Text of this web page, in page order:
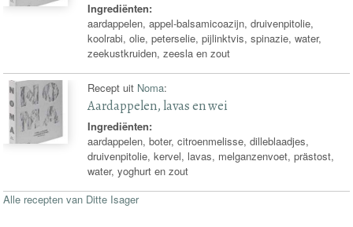
Ingrediënten:
aardappelen, appel-balsamicoazijn, druivenpitolie,
koolrabi, olie, peterselie, pijlinktvis, spinazie, water,
zeekustkruiden, zeesla en zout
Recept uit Noma:
Aardappelen, lavas en wei
Ingrediënten:
aardappelen, boter, citroenmelisse, dilleblaadjes,
druivenpitolie, kervel, lavas, melganzenvoet, prästost,
water, yoghurt en zout
Alle recepten van Ditte Isager